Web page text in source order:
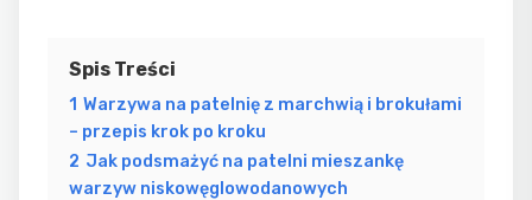
Spis Treści
1 Warzywa na patelnię z marchwią i brokułami
– przepis krok po kroku
2 Jak podsmażyć na patelni mieszankę
warzyw niskowęglowodanowych